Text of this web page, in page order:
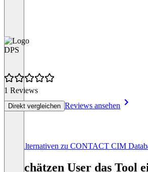
DPS
1 Reviews
Direkt vergleichen Reviews ansehen
Alle Alternativen zu CONTACT CIM
So schätzen User das Tool